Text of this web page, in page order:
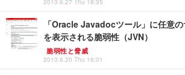
2013.6.27 Thu 18:35
「Oracle Javadocツール」に任意
を表示される脆弱性（JVN）
脆弱性と脅威
2013.6.20 Thu 16:01